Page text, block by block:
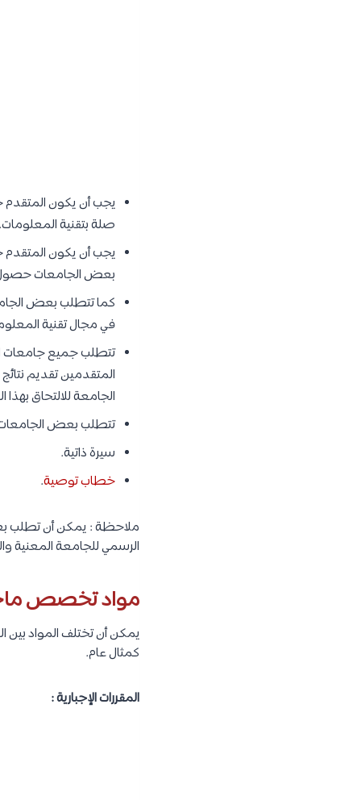
يجب أن يكون
صلة بتقنية
يجب أن يكون المتقدم
بعض الجامعات حصول
كما تتطلب بعض
في مجال تقنية
تتطلب جميع جامعات
المتقدمين تقديم نتائج
الجامعة للالتحاق بهذا
تتطلب بعض
سيرة ذاتية.
خطاب توصية.
ملاحظة : يمكن أن تطلب
الرسمي للجامعة المعنية
مواد تخصص
يمكن أن تختلف المواد
كمثال عام.
المقررات الإجبارية :